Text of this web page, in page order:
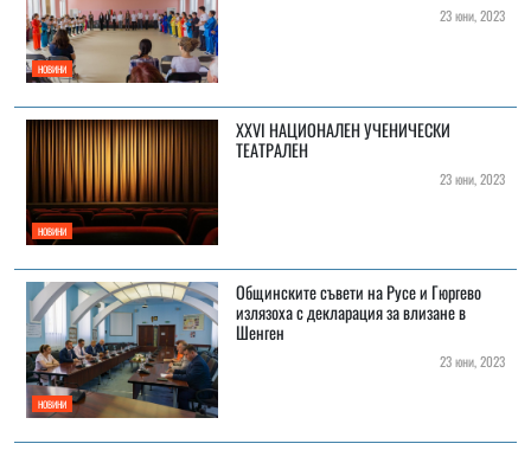
НОВИНИ
23 юни, 2023
НОВИНИ
XXVI НАЦИОНАЛЕН УЧЕНИЧЕСКИ
ТЕАТРАЛЕН
23 юни, 2023
НОВИНИ
Общинските съвети на Русе и Гюргево
излязоха с декларация за влизане в
Шенген
23 юни, 2023